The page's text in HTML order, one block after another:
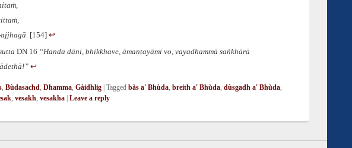
[154]↩︎
DN 16 “Handa dāni, bhikkhave, āmantayāmi vo, vayadhammā saṅkhārā
↩︎
, Bùdasachd, Dhamma, Gàidhlig Tagged bàs a' Bhùda, breith a' Bhùda, dùsgadh a' Bhùda,
, vesakh, vesakha Leave a reply